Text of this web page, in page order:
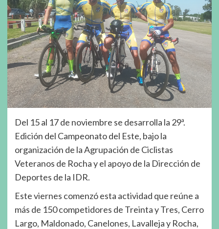
Del 15 al 17 de noviembre se desarrolla la 29ª.
Edición del Campeonato del Este, bajo la
organización de la Agrupación de Ciclistas
Veteranos de Rocha y el apoyo de la Dirección de
Deportes de la IDR.
Este viernes comenzó esta actividad que reúne a
más de 150 competidores de Treinta y Tres, Cerro
Largo, Maldonado, Canelones, Lavalleja y Rocha,